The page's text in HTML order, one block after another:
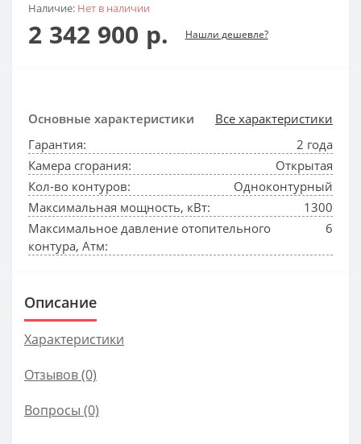
Наличие: Нет в наличии
2 342 900 р. Нашли дешевле?
Основные характеристики
Все характеристики
Гарантия:
2 года
Камера сгорания:
Открытая
Кол-во контуров:
Одноконтурный
Максимальная мощность, кВт:
1300
Максимальное давление отопительного
контура, Атм:
6
Описание
Характеристики
Отзывов (0)
Вопросы (0)